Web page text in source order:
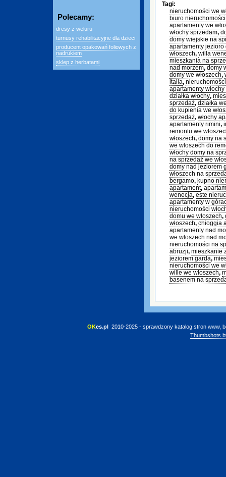
Polecamy:
dresy z weluru
turnusy rehabilitacyjne dla dzieci
producent opakowań foliowych z
nadrukiem
sklep z herbatami
Tagi:
nieruchomości we
biuro
apartamenty we
włochy sprzedam,
domy wiejskie na
apartamenty jezioro
włoszech, willa
mieszkania na
nad morzem, domy
domy we włoszech,
italia,
apartamenty
działka włochy,
sprzedaż, działka
do kupienia we
sprzedaż, włochy
apartamenty rimini,
remontu we
włoszech, domy na
we włoszech do
włochy domy na
na sprzedaż we
domy nad jeziorem
włoszech na
bergamo, kupno
apartament,
wenecja, este
apartamenty w
nieruchomości
domu we włoszech,
włoszech, chioggia
apartamenty nad
we włoszech nad
nieruchomości na
abruzji, mieszkanie
jeziorem garda,
nieruchomości we
wille we włoszech,
basenem na
OKes.pl 2010-2025 - sprawdzony katalog stron www,
Thumbshots